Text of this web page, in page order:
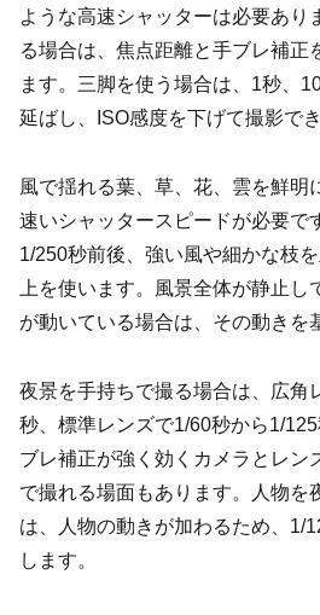
ような高速シャッターは必要あり
る場合は、焦点距離と手ブレ補正
ます。三脚を使う場合は、1秒、
延ばし、ISO感度を下げて撮影でき
風で揺れる葉、草、花、雲を鮮明
速いシャッタースピードが必要で
1/250秒前後、強い風や細かな枝
上を使います。風景全体が静止
が動いている場合は、その動きを
夜景を手持ちで撮る場合は、広角
秒、標準レンズで1/60秒から1/
ブレ補正が強く効くカメラとレン
で撮れる場面もあります。人物を
は、人物の動きが加わるため、1/
します。